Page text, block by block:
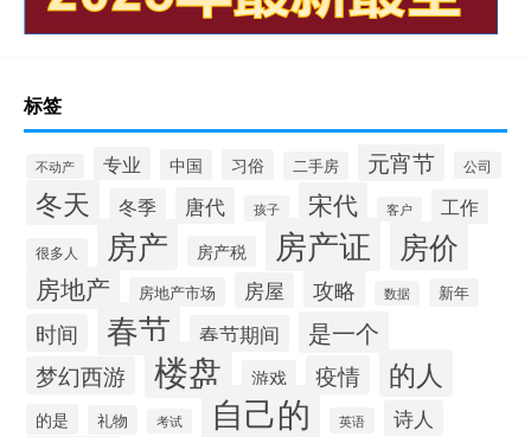
标签
不动产 专业 中国 习俗 二手房 元宵节 公司
冬天 冬季 唐代 孩子 宋代 客户 工作
很多人 房产 房产税 房产证 房价
房地产 房地产市场 房屋 攻略 数据 新年
时间 春节 春节期间 是一个
梦幻西游 楼盘 游戏 疫情 的人
的是 礼物 考试 自己的 英语 诗人